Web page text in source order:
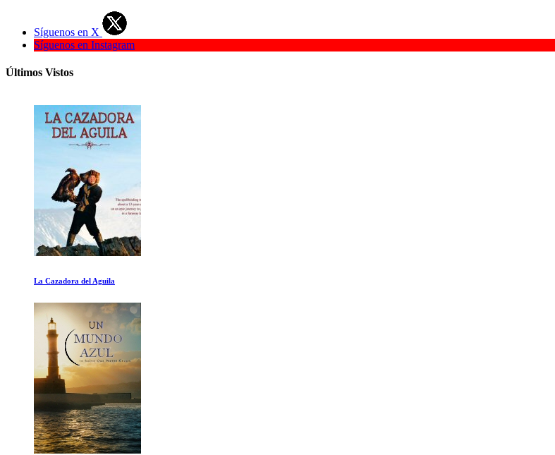
Síguenos en X
Síguenos en Instagram
Últimos Vistos
Senna 1de2